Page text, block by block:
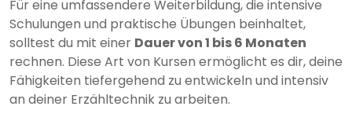
Für eine umfassendere Weiterbildung, die intensive
Schulungen und praktische Übungen beinhaltet,
solltest du mit einer Dauer von 1 bis 6 Monaten
rechnen. Diese Art von Kursen ermöglicht es dir, deine
Fähigkeiten tiefergehend zu entwickeln und intensiv
an deiner Erzähltechnik zu arbeiten.